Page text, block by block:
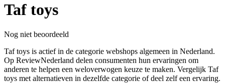
Taf toys
Nog niet beoordeeld
Taf toys is actief in de categorie webshops algemeen in Nederland.
Op ReviewNederland delen consumenten hun ervaringen om
anderen te helpen een weloverwogen keuze te maken. Vergelijk Taf
toys met alternatieven in dezelfde categorie of deel zelf een ervaring.